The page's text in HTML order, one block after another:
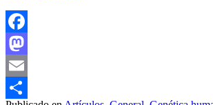
Facebook
Mastodon
Email